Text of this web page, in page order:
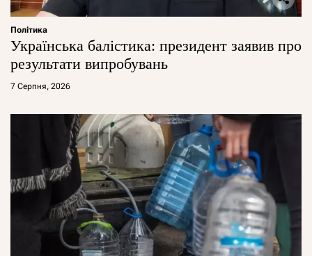
Політика
Українська балістика: президент заявив про
результати випробувань
7 Серпня, 2026